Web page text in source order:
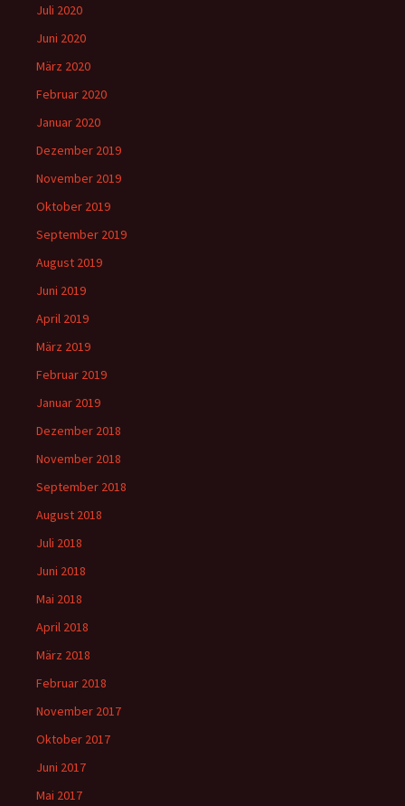
Juli 2020
Juni 2020
März 2020
Februar 2020
Januar 2020
Dezember 2019
November 2019
Oktober 2019
September 2019
August 2019
Juni 2019
April 2019
März 2019
Februar 2019
Januar 2019
Dezember 2018
November 2018
September 2018
August 2018
Juli 2018
Juni 2018
Mai 2018
April 2018
März 2018
Februar 2018
November 2017
Oktober 2017
Juni 2017
Mai 2017